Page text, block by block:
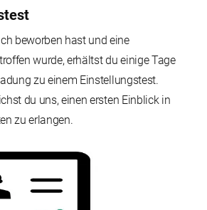
beworben hast und eine
wurde, erhältst du einige Tage
zu einem Einstellungstest.
du uns, einen ersten Einblick in
zu erlangen.